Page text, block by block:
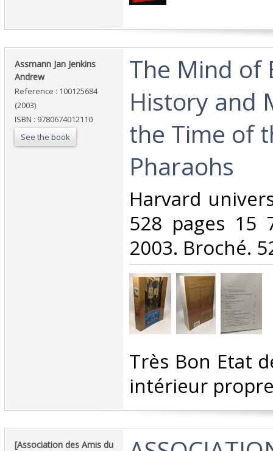
‎Assmann Jan Jenkins
Andrew‎
Reference : 100125684
(2003)
ISBN : 9780674012110
See the book
‎The Mind of
History and
the Time of
Pharaohs‎
‎Harvard
528 pages 15
2003. Broché.
‎Très Bon Etat
intérieur
‎[Association des Amis du